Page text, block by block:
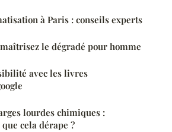
à Paris : conseils experts
le dégradé pour homme
avec les livres
lourdes chimiques :
cela dérape ?